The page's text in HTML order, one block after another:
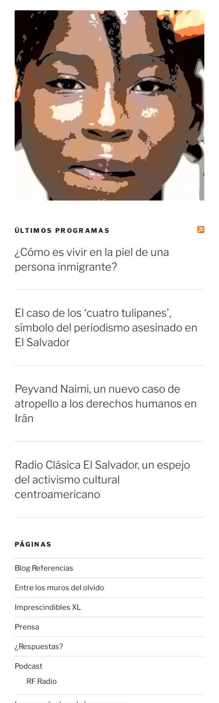
ÚLTIMOS PROGRAMAS
¿Cómo es vivir en la piel de una
persona inmigrante?
El caso de los ‘cuatro tulipanes’,
símbolo del periodismo asesinado en
El Salvador
Peyvand Naimi, un nuevo caso de
atropello a los derechos humanos en
Irán
Radio Clásica El Salvador, un espejo
del activismo cultural
centroamericano
PÁGINAS
Blog Referencias
Entre los muros del olvido
Imprescindibles XL
Prensa
¿Respuestas?
Podcast
RF Radio